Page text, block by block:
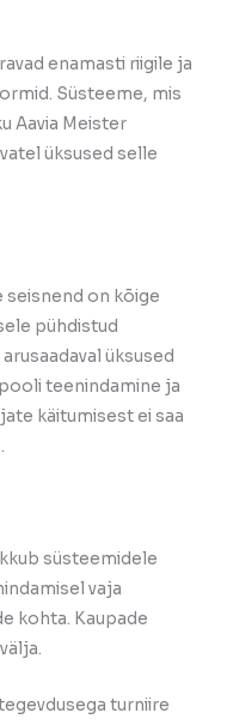
enamasti riigile ja
Süsteeme, mis
Aavia Meister
üksused selle
seisnend on kõige
pühdistud
üksused
teenindamine ja
käitumisest ei saa
süsteemidele
vaja
kohta. Kaupade
turniire